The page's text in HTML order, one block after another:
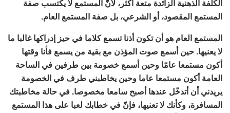
الكلفة الذهنية الزائدة متعة أكثر، لأنّ المستمع لا يكتسب صفة
المستمع المقصود، أو الشرعي، بل صفة المستمع العام.
المستمع العام هو أن تكون أذنا تسمع كلاما في حيز إدراكها غالبا ما
لا يعنيها. حين أسمع صوت المؤذن مع بقية من يسمع فأنا وقتها
أكون مستمعا عامّا وحين أسمع خصومة بين طرفين في الساحة
العامة أكون مستمعا عاما وحين يخاطبني طرف في الخصومة
يريدني أن أتدخّل عندها أصبح سامعا مخصوصا. في حالة مخاطبتك
المسافرة، وكأنك لا تعنيها، فإنّ في خطابك لعبا على هذا المستمع